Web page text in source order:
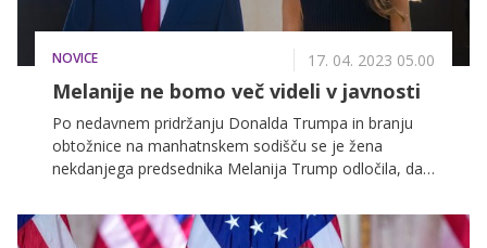
NOVICE 17. 04. 2023 05.00
Melanije ne bomo več videli v javnosti
Po nedavnem pridržanju Donalda Trumpa in branju
obtožnice na manhatnskem sodišču se je žena
nekdanjega predsednika Melanija Trump odločila, da
je preživela zgolj v družbi svojih najbližjih, zdaj pa so
jo ponovno opazili v družbi slavnega soproga.